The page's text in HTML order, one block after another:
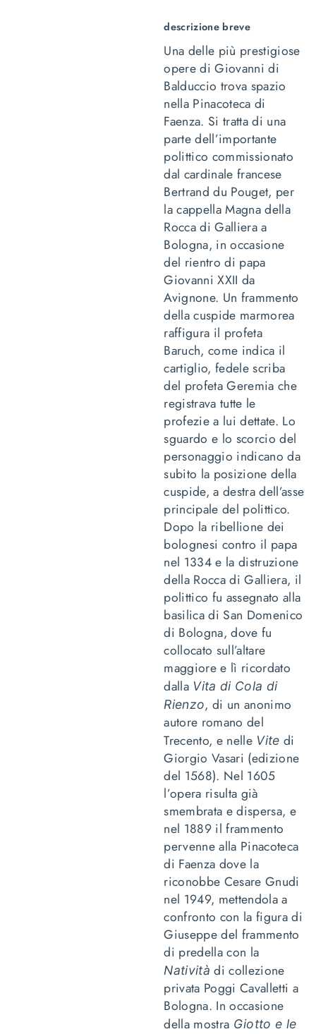
descrizione breve
Una delle più prestigiose
opere di Giovanni di
Balduccio trova spazio
nella Pinacoteca di
Faenza. Si tratta di una
parte dell’importante
polittico commissionato
dal cardinale francese
Bertrand du Pouget, per
la cappella Magna della
Rocca di Galliera a
Bologna, in occasione
del rientro di papa
Giovanni XXII da
Avignone. Un frammento
della cuspide marmorea
raffigura il profeta
Baruch, come indica il
cartiglio, fedele scriba
del profeta Geremia che
registrava tutte le
profezie a lui dettate. Lo
sguardo e lo scorcio del
personaggio indicano da
subito la posizione della
cuspide, a destra dell’asse
principale del polittico.
Dopo la ribellione dei
bolognesi contro il papa
nel 1334 e la distruzione
della Rocca di Galliera, il
polittico fu assegnato alla
basilica di San Domenico
di Bologna, dove fu
collocato sull’altare
maggiore e lì ricordato
dalla Vita di Cola di
Rienzo, di un anonimo
autore romano del
Trecento, e nelle Vite di
Giorgio Vasari (edizione
del 1568). Nel 1605
l’opera risulta già
smembrata e dispersa, e
nel 1889 il frammento
pervenne alla Pinacoteca
di Faenza dove la
riconobbe Cesare Gnudi
nel 1949, mettendola a
confronto con la figura di
Giuseppe del frammento
di predella con la
Natività di collezione
privata Poggi Cavalletti a
Bologna. In occasione
della mostra Giotto e le